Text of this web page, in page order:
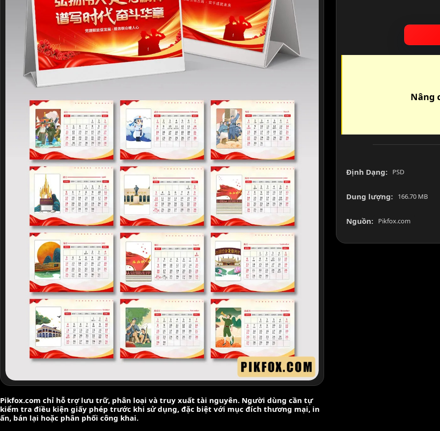
Pikfox.com chỉ hỗ trợ lưu trữ, phân loại và truy xuất tài nguyên. Người dùng cần tự
kiểm tra điều kiện giấy phép trước khi sử dụng, đặc biệt với mục đích thương mại, in
ấn, bán lại hoặc phân phối công khai.
Nâng
Định Dạng: PSD
Dung lượng: 166.70 MB
Nguồn: Pikfox.com